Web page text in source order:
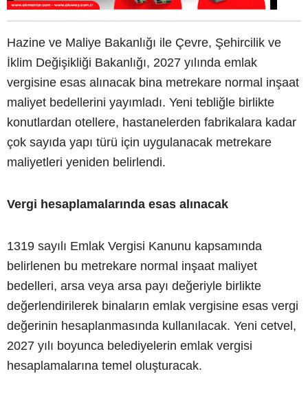
Hazine ve Maliye Bakanlığı ile Çevre, Şehircilik ve
İklim Değişikliği Bakanlığı, 2027 yılında emlak
vergisine esas alınacak bina metrekare normal inşaat
maliyet bedellerini yayımladı. Yeni tebliğle birlikte
konutlardan otellere, hastanelerden fabrikalara kadar
çok sayıda yapı türü için uygulanacak metrekare
maliyetleri yeniden belirlendi.
Vergi hesaplamalarında esas alınacak
1319 sayılı Emlak Vergisi Kanunu kapsamında
belirlenen bu metrekare normal inşaat maliyet
bedelleri, arsa veya arsa payı değeriyle birlikte
değerlendirilerek binaların emlak vergisine esas vergi
değerinin hesaplanmasında kullanılacak. Yeni cetvel,
2027 yılı boyunca belediyelerin emlak vergisi
hesaplamalarına temel oluşturacak.